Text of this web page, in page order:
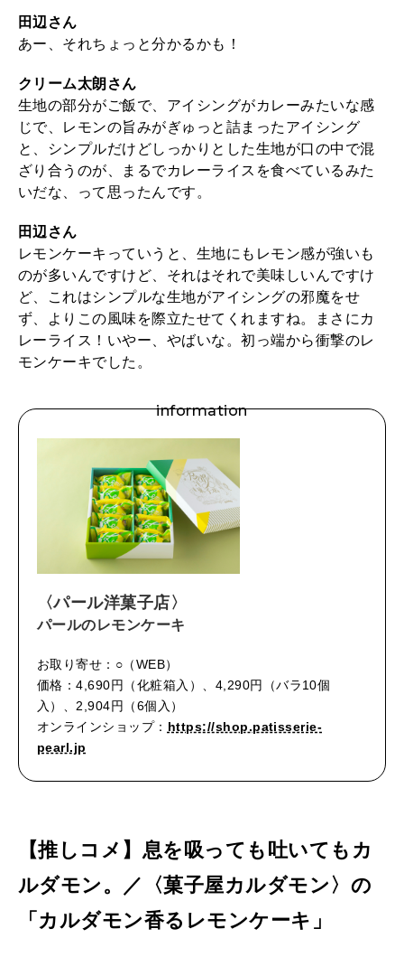
田辺さん
あー、それちょっと分かるかも！
クリーム太朗さん
生地の部分がご飯で、アイシングがカレーみたいな感
じで、レモンの旨みがぎゅっと詰まったアイシング
と、シンプルだけどしっかりとした生地が口の中で混
ざり合うのが、まるでカレーライスを食べているみた
いだな、って思ったんです。
田辺さん
レモンケーキっていうと、生地にもレモン感が強いも
のが多いんですけど、それはそれで美味しいんですけ
ど、これはシンプルな生地がアイシングの邪魔をせ
ず、よりこの風味を際立たせてくれますね。まさにカ
レーライス！いやー、やばいな。初っ端から衝撃のレ
モンケーキでした。
information
〈パール洋菓子店〉
パールのレモンケーキ
お取り寄せ：○（WEB）
価格：4,690円（化粧箱入）、4,290円（バラ10個
入）、2,904円（6個入）
オンラインショップ： https://shop.patisserie-
pearl.jp
【推しコメ】息を吸っても吐いてもカ
ルダモン。／〈菓子屋カルダモン〉の
「カルダモン香るレモンケーキ」